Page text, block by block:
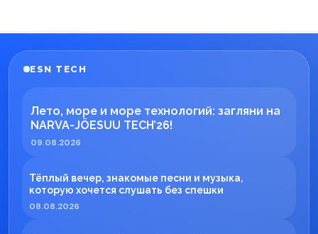
ESN TECH
Лето, море и море технологий: загляни на
NARVA-JÕESUU TECH’26!
09.08.2026
Тёплый вечер, знакомые песни и музыка,
которую хочется слушать без спешки
08.08.2026